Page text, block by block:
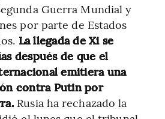
Guerra Mundial y
por parte de Estados
La llegada de Xi se
después de que el
emitiera una
contra Putin por
Rusia ha rechazado la